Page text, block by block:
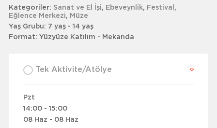
Kategoriler: Sanat ve El İşi, Ebeveynlik, Festival ,
Eğlence Merkezi, Müze
Yaş Grubu: 7 yaş - 14 yaş
Format: Yüzyüze Katılım - Mekanda
Tek Aktivite/Atölye
Pzt
14:00 - 15:00
08 Haz - 08 Haz